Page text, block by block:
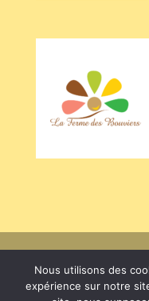
Crédits BARRIEU
Nous utilisons des
expérience sur notre